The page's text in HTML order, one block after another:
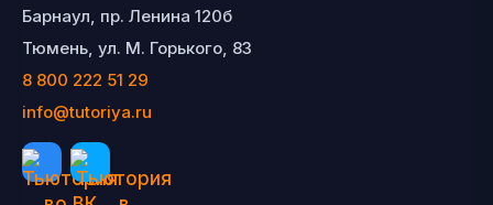
Барнаул, пр. Ленина 120б
Тюмень, ул. М. Горького, 83
8 800 222 51 29
info@tutoriya.ru